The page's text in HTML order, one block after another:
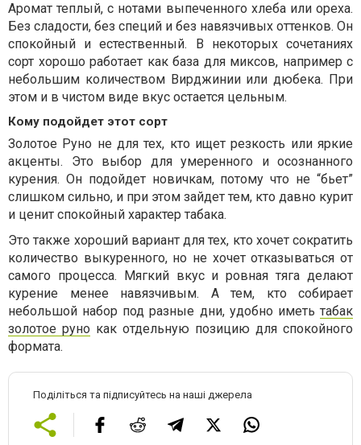
Аромат теплый, с нотами выпеченного хлеба или ореха.
Без сладости, без специй и без навязчивых оттенков. Он
спокойный и естественный. В некоторых сочетаниях
сорт хорошо работает как база для миксов, например с
небольшим количеством Вирджинии или дюбека. При
этом и в чистом виде вкус остается цельным.
Кому подойдет этот сорт
Золотое Руно не для тех, кто ищет резкость или яркие
акценты. Это выбор для умеренного и осознанного
курения. Он подойдет новичкам, потому что не “бьет”
слишком сильно, и при этом зайдет тем, кто давно курит
и ценит спокойный характер табака.
Это также хороший вариант для тех, кто хочет сократить
количество выкуренного, но не хочет отказываться от
самого процесса. Мягкий вкус и ровная тяга делают
курение менее навязчивым. А тем, кто собирает
небольшой набор под разные дни, удобно иметь табак
золотое руно как отдельную позицию для спокойного
формата.
Поділіться та підписуйтесь на наші джерела